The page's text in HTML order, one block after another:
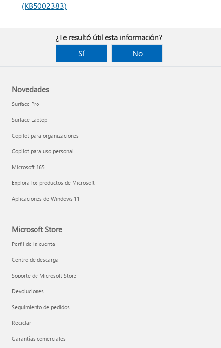
(KB5002383)
¿Te resultó útil esta información?
Sí
No
Novedades
Surface Pro
Surface Laptop
Copilot para organizaciones
Copilot para uso personal
Microsoft 365
Explora los productos de Microsoft
Aplicaciones de Windows 11
Microsoft Store
Perfil de la cuenta
Centro de descarga
Soporte de Microsoft Store
Devoluciones
Seguimiento de pedidos
Reciclar
Garantías comerciales